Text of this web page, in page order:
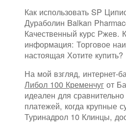
Как использовать SP
Дураболин Balkan
Качественный курс Ржев.
информация: Торговое
настоящая Хотите купить?
На мой взгляд, интернет-
Либол 100 Кременчуг от
идеален для
платежей, когда крупные
Туринадрол 10 Клинцы,